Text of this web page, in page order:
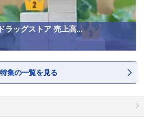
ラッグストア 売上高...
特集の一覧を見る